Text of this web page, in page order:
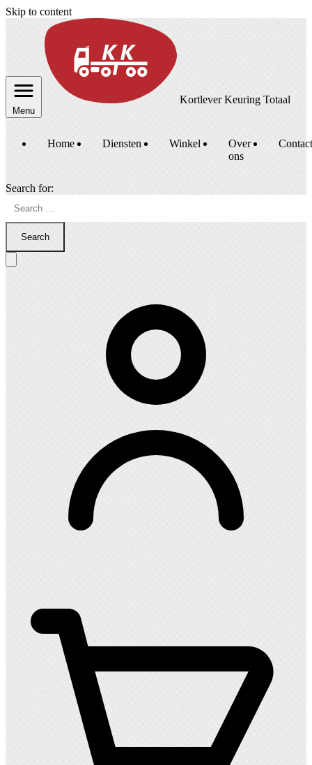
Skip to content
Menu
Kortlever Keuring Totaal
Home Diensten Winkel
Over
ons
Contact
Search for:
Search